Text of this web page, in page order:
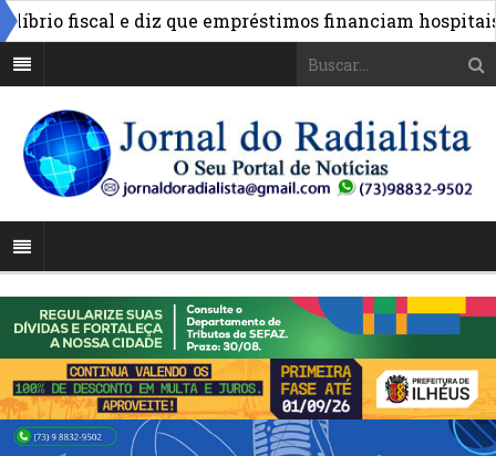
fiscal e diz que empréstimos financiam hospitais e